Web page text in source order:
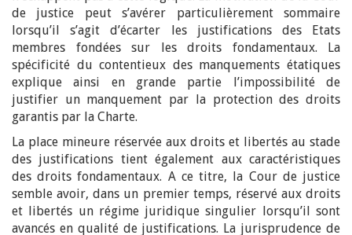
de justice peut s’avérer particulièrement sommaire
lorsqu’il s’agit d’écarter les justifications des Etats
membres fondées sur les droits fondamentaux. La
spécificité du contentieux des manquements étatiques
explique ainsi en grande partie l’impossibilité de
justifier un manquement par la protection des droits
garantis par la Charte.
La place mineure réservée aux droits et libertés au stade
des justifications tient également aux caractéristiques
des droits fondamentaux. A ce titre, la Cour de justice
semble avoir, dans un premier temps, réservé aux droits
et libertés un régime juridique singulier lorsqu’il sont
avancés en qualité de justifications. La jurisprudence de